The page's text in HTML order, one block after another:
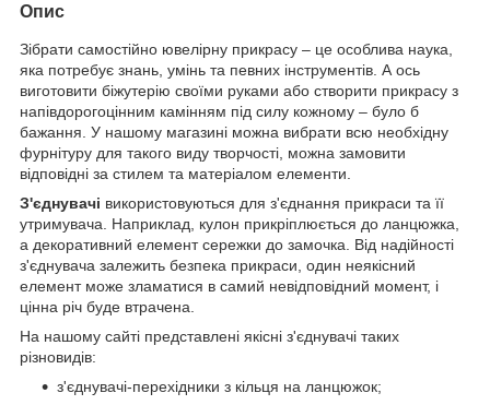
Опис
Зібрати самостійно ювелірну прикрасу – це особлива наука,
яка потребує знань, умінь та певних інструментів. А ось
виготовити біжутерію своїми руками або створити прикрасу з
напівдорогоцінним камінням під силу кожному – було б
бажання. У нашому магазині можна вибрати всю необхідну
фурнітуру для такого виду творчості, можна замовити
відповідні за стилем та матеріалом елементи.
З'єднувачі використовуються для з'єднання прикраси та її
утримувача. Наприклад, кулон прикріплюється до ланцюжка,
а декоративний елемент сережки до замочка. Від надійності
з'єднувача залежить безпека прикраси, один неякісний
елемент може зламатися в самий невідповідний момент, і
цінна річ буде втрачена.
На нашому сайті представлені якісні з'єднувачі таких
різновидів:
з'єднувачі-перехідники з кільця на ланцюжок;